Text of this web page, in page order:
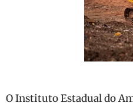
O Instituto Estadual do